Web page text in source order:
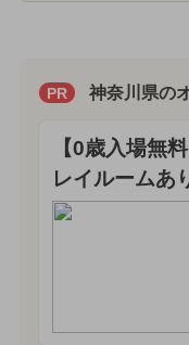
PR 神奈川県の
【0歳入場無
レイルームあ